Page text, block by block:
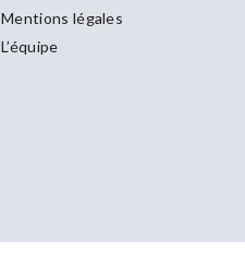
Mentions légales
L’équipe